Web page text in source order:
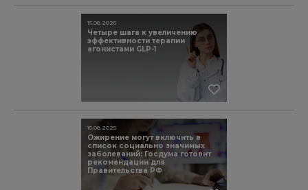
Четыре шага к увеличению
эффективности терапии
агонистами GLP-1
15.08.2025
Ожирение могут включить в
список социально значимых
заболеваний: Госдума готовит
рекомендации для
Правительства РФ
15.08.2025